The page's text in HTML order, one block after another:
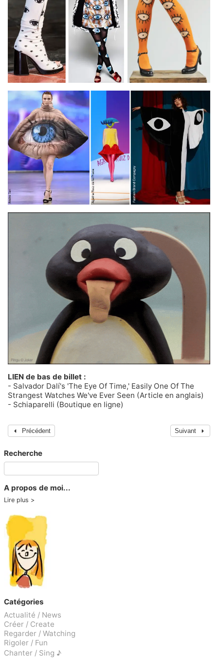
LIEN de bas de billet :
- Salvador Dalí's 'The Eye Of Time,' Easily One Of The
Strangest Watches We've Ever Seen (Article en anglais)
- Schiaparelli (Boutique en ligne)
Précédent Suivant
Recherche
A propos de moi...
Lire plus
Catégories
Actualité / News
Créer / Create
Regarder / Watching
Rigoler / Fun
Chanter / Sing ♪